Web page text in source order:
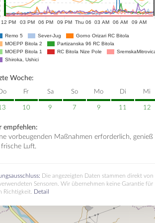
12 PM 03 PM 06 PM 09 PM Thu 06 03 AM 06 AM 09 AM
Remo 5 Sever-Jug
Gorno Orizari RC Bitola
MOEPP Bitola 2
Partizanska 96 RC Bitola
MOEPP Bitola 1
RC Bitola Nize Pole
Shiroka, Ushici
Woche:
Fr Sa So Mo Di Mi
10 9 7 9 11 12
empfehlen:
vorbeugenden Maßnahmen erforderlich, genieß
Luft.
Die angezeigten Daten stammen direkt von
Sensoren. Wir übernehmen keine Garantie für
Richtigkeit. Detail